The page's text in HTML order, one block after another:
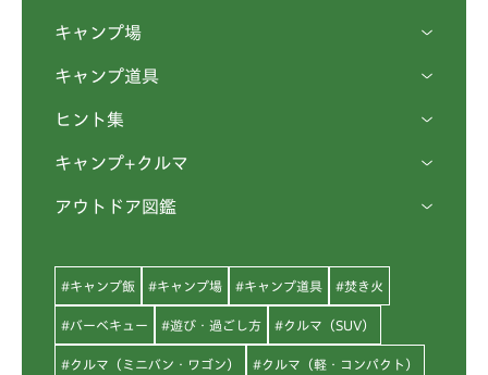
キャンプ場
キャンプ道具
ヒント集
キャンプ+クルマ
アウトドア図鑑
#キャンプ飯 #キャンプ場 #キャンプ道具 #焚き火
#バーベキュー #遊び・過ごし方 #クルマ（SUV）
#クルマ（ミニバン・ワゴン） #クルマ（軽・コンパクト）